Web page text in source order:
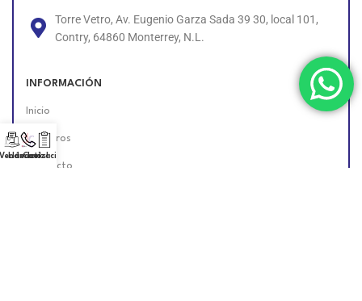
Torre Vetro, Av. Eugenio Garza Sada 39 30, local 101,
Contry, 64860 Monterrey, N.L.
INFORMACIÓN
Inicio
Nosotros
Contacto
Llámanos!
Cotización